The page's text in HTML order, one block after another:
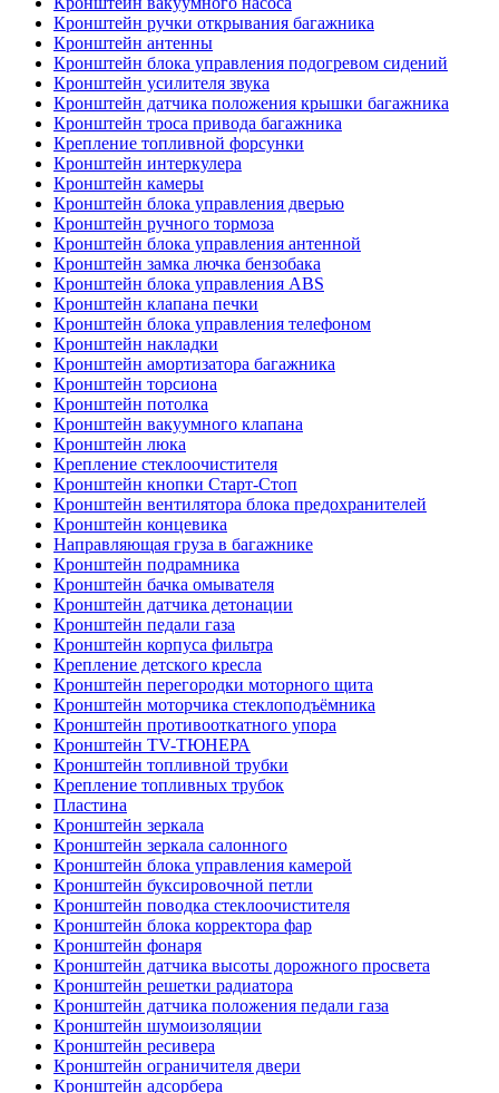
Кронштейн ручки открывания багажника
Кронштейн антенны
Кронштейн блока управления подогревом сидений
Кронштейн усилителя звука
Кронштейн датчика положения крышки багажника
Кронштейн троса привода багажника
Крепление топливной форсунки
Кронштейн интеркулера
Кронштейн камеры
Кронштейн блока управления дверью
Кронштейн ручного тормоза
Кронштейн блока управления антенной
Кронштейн замка лючка бензобака
Кронштейн блока управления ABS
Кронштейн клапана печки
Кронштейн блока управления телефоном
Кронштейн накладки
Кронштейн амортизатора багажника
Кронштейн торсиона
Кронштейн потолка
Кронштейн вакуумного клапана
Кронштейн люка
Крепление стеклоочистителя
Кронштейн кнопки Старт-Стоп
Кронштейн вентилятора блока предохранителей
Кронштейн концевика
Направляющая груза в багажнике
Кронштейн подрамника
Кронштейн бачка омывателя
Кронштейн датчика детонации
Кронштейн педали газа
Кронштейн корпуса фильтра
Крепление детского кресла
Кронштейн перегородки моторного щита
Кронштейн моторчика стеклоподъёмника
Кронштейн противооткатного упора
Кронштейн TV-ТЮНЕРА
Кронштейн топливной трубки
Крепление топливных трубок
Пластина
Кронштейн зеркала
Кронштейн зеркала салонного
Кронштейн блока управления камерой
Кронштейн буксировочной петли
Кронштейн поводка стеклоочистителя
Кронштейн блока корректора фар
Кронштейн фонаря
Кронштейн датчика высоты дорожного просвета
Кронштейн решетки радиатора
Кронштейн датчика положения педали газа
Кронштейн шумоизоляции
Кронштейн ресивера
Кронштейн ограничителя двери
Кронштейн адсорбера